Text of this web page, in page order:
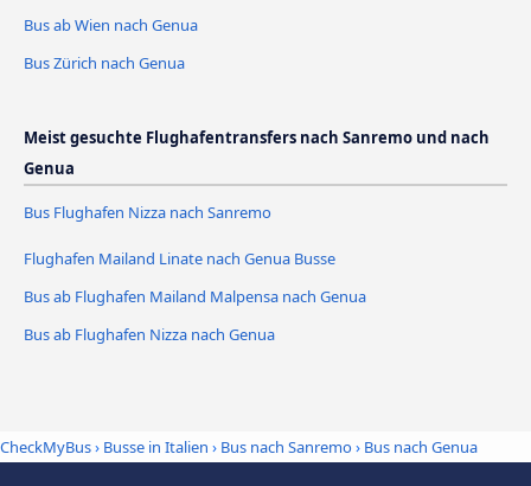
Bus ab Wien nach Genua
Bus Zürich nach Genua
Meist gesuchte Flughafentransfers nach Sanremo und nach
Genua
Bus Flughafen Nizza nach Sanremo
Flughafen Mailand Linate nach Genua Busse
Bus ab Flughafen Mailand Malpensa nach Genua
Bus ab Flughafen Nizza nach Genua
CheckMyBus› Busse in Italien › Bus nach Sanremo› Bus nach Genua